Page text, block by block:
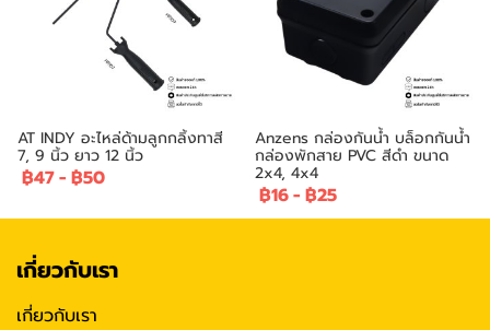
AT INDY อะไหล่ด้ามลูกกลิ้งทาสี
7, 9 นิ้ว ยาว 12 นิ้ว
฿47- ฿50
Anzens กล่องกันน้ำ บล็อกกันน้ำ
กล่องพักสาย PVC สีดำ ขนาด
2x4, 4x4
฿16- ฿25
เกี่ยวกับเรา
เกี่ยวกับเรา